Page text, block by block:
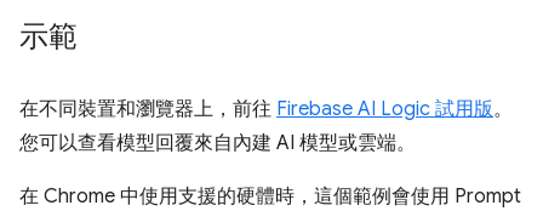
示範
在不同裝置和瀏覽器上，前往 Firebase AI Logic 試用版。
您可以查看模型回覆來自內建 AI 模型或雲端。
在 Chrome 中使用支援的硬體時，這個範例會使用 Prompt